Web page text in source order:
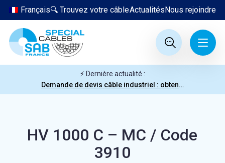
Nous rejoindre
Actualités
🔍 Trouvez votre câble
Français
⚡ Dernière actualité :
Demande de devis câble industriel : obtenez votre prix en quelques clics
HV 1000 C – MC / Code
3910